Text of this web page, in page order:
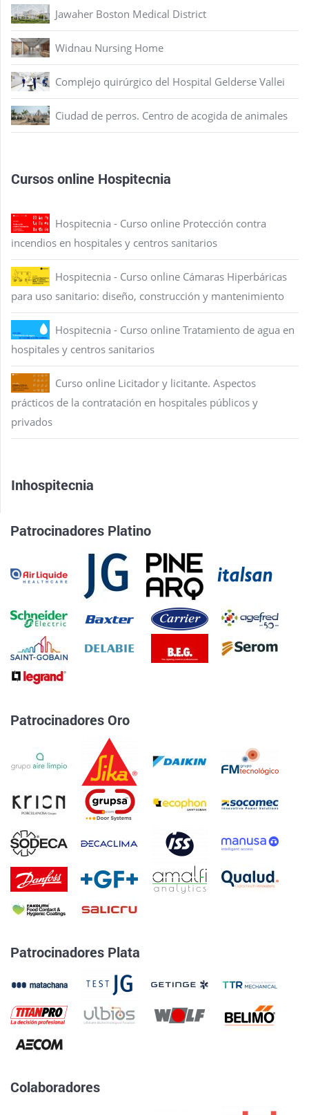
Jawaher Boston Medical District
Widnau Nursing Home
Complejo quirúrgico del Hospital Gelderse Vallei
Ciudad de perros. Centro de acogida de animales
Cursos online Hospitecnia
Hospitecnia - Curso online Protección contra
incendios en hospitales y centros sanitarios
Hospitecnia - Curso online Cámaras Hiperbáricas
para uso sanitario: diseño, construcción y mantenimiento
Hospitecnia - Curso online Tratamiento de agua en
hospitales y centros sanitarios
Curso online Licitador y licitante. Aspectos
prácticos de la contratación en hospitales públicos y
privados
Inhospitecnia
Patrocinadores Platino
Patrocinadores Oro
Patrocinadores Plata
Colaboradores